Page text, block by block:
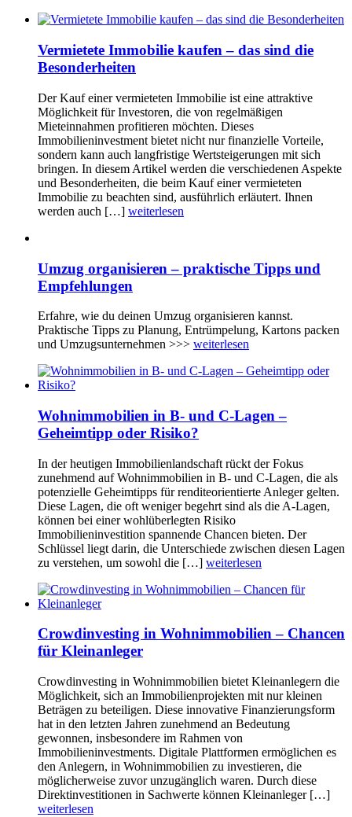
Vermietete Immobilie kaufen – das sind die
Besonderheiten
Der Kauf einer vermieteten Immobilie ist eine attraktive
Möglichkeit für Investoren, die von regelmäßigen
Mieteinnahmen profitieren möchten. Dieses
Immobilieninvestment bietet nicht nur finanzielle Vorteile,
sondern kann auch langfristige Wertsteigerungen mit sich
bringen. In diesem Artikel werden die verschiedenen Aspekte
und Besonderheiten, die beim Kauf einer vermieteten
Immobilie zu beachten sind, ausführlich erläutert. Ihnen
werden auch […] weiterlesen
Umzug organisieren – praktische Tipps und
Empfehlungen
Erfahre, wie du deinen Umzug organisieren kannst.
Praktische Tipps zu Planung, Entrümpelung, Kartons packen
und Umzugsunternehmen >>> weiterlesen
Wohnimmobilien in B- und C-Lagen –
Geheimtipp oder Risiko?
In der heutigen Immobilienlandschaft rückt der Fokus
zunehmend auf Wohnimmobilien in B- und C-Lagen, die als
potenzielle Geheimtipps für renditeorientierte Anleger gelten.
Diese Lagen, die oft weniger begehrt sind als die A-Lagen,
können bei einer wohlüberlegten Risiko
Immobilieninvestition spannende Chancen bieten. Der
Schlüssel liegt darin, die Unterschiede zwischen diesen Lagen
zu verstehen, um sowohl die […] weiterlesen
Crowdinvesting in Wohnimmobilien – Chancen
für Kleinanleger
Crowdinvesting in Wohnimmobilien bietet Kleinanlegern die
Möglichkeit, sich an Immobilienprojekten mit nur kleinen
Beträgen zu beteiligen. Diese innovative Finanzierungsform
hat in den letzten Jahren zunehmend an Bedeutung
gewonnen, insbesondere im Rahmen von
Immobilieninvestments. Digitale Plattformen ermöglichen es
den Anlegern, in Wohnimmobilien zu investieren, die
möglicherweise zuvor unzugänglich waren. Durch diese
Direktinvestitionen in Sachwerte können Kleinanleger […]
weiterlesen